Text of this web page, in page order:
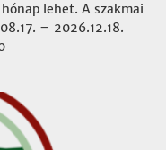
lehet. A szakmai
– 2026.12.18.